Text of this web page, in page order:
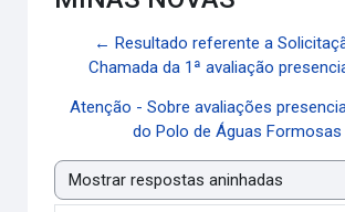
← Resultado referente a
Chamada da 1ª avaliação
Atenção - Sobre avaliações
do Polo de Águas
Modo de visualização